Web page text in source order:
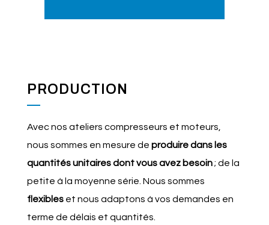
PRODUCTION
Avec nos ateliers compresseurs et moteurs,
nous sommes en mesure de produire dans les
quantités unitaires dont vous avez besoin; de la
petite à la moyenne série. Nous sommes
flexibles et nous adaptons à vos demandes en
terme de délais et quantités.